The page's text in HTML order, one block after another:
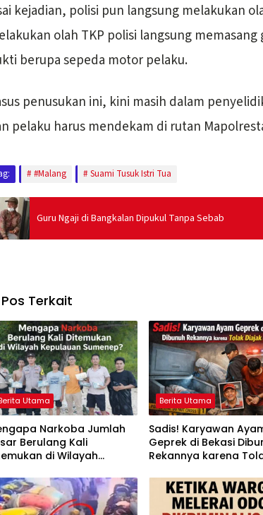
kejadian, polisi pun langsung melakukan
olah TKP polisi langsung
berupa sepeda motor pelaku.
penusukan ini, kini masih dalam
pelaku harus mendekam di rutan
#Malang Suami Tusuk Istri Tua
Guru Ngaji di Bangkalan Dipukul Tanpa Sebab
Pos Terkait
Utama
Narkoba Jumlah
Berulang Kali
di Wilayah
Berita Utama
Sadis! Karyawan
Geprek di Bekasi
Rekannya karena